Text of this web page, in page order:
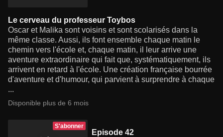
Le cerveau du professeur Toybos
Oscar et Malika sont voisins et sont scolarisés dans la
même classe. Aussi, ils font ensemble chaque matin le
chemin vers l'école et, chaque matin, il leur arrive une
aventure extraordinaire qui fait que, systématiquement, ils
arrivent en retard à l'école. Une création française bourrée
d'aventure et d'humour, qui parvient à surprendre à chaque
...
Disponible plus de 6 mois
S'abonner
Episode 42